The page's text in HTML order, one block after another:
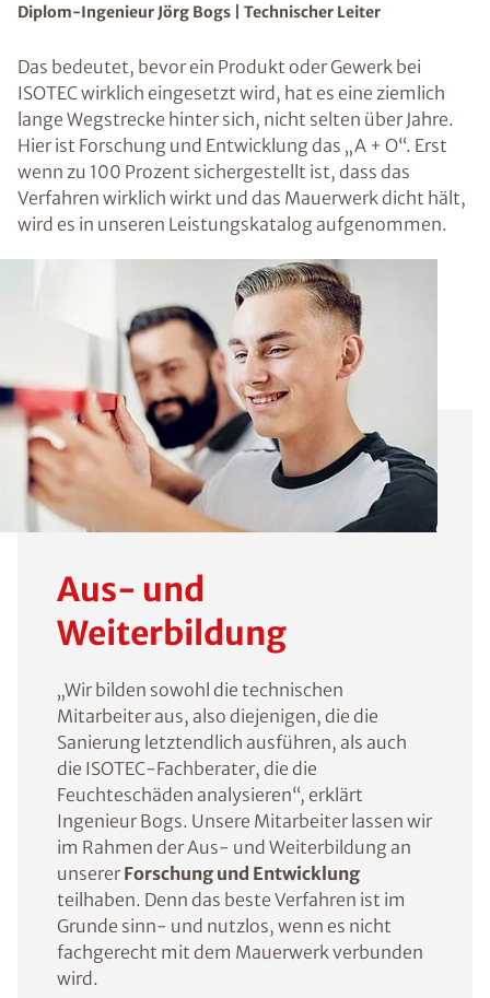
Diplom-Ingenieur Jörg Bogs | Technischer Leiter
Das bedeutet, bevor ein Produkt oder Gewerk bei
ISOTEC wirklich eingesetzt wird, hat es eine ziemlich
lange Wegstrecke hinter sich, nicht selten über Jahre.
Hier ist Forschung und Entwicklung das „A + O“. Erst
wenn zu 100 Prozent sichergestellt ist, dass das
Verfahren wirklich wirkt und das Mauerwerk dicht hält,
wird es in unseren Leistungskatalog aufgenommen.
Aus- und
Weiterbildung
„Wir bilden sowohl die technischen
Mitarbeiter aus, also diejenigen, die die
Sanierung letztendlich ausführen, als auch
die ISOTEC-Fachberater, die die
Feuchteschäden analysieren“, erklärt
Ingenieur Bogs. Unsere Mitarbeiter lassen wir
im Rahmen der Aus- und Weiterbildung an
unserer Forschung und Entwicklung
teilhaben. Denn das beste Verfahren ist im
Grunde sinn- und nutzlos, wenn es nicht
fachgerecht mit dem Mauerwerk verbunden
wird.